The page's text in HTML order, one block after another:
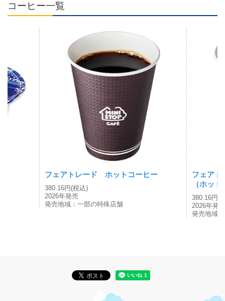
コーヒー一覧
フェアトレード ホットコーヒー
380.16円(税込)
2026年発売
発売地域：一部の特殊店舗
フェア
（ホット
380.16円(
2026年発売
発売地域